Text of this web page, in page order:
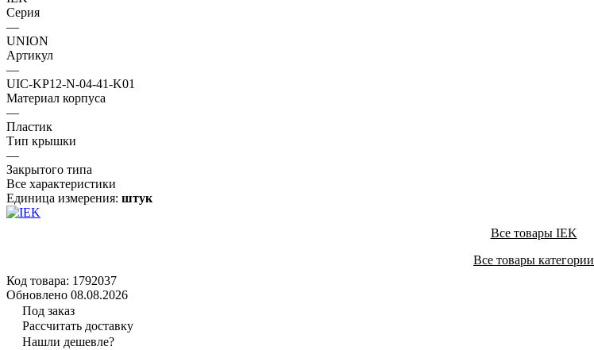
Серия
—
UNION
Артикул
—
UIC-KP12-N-04-41-K01
Материал корпуса
—
Пластик
Тип крышки
—
Закрытого типа
Все характеристики
Единица измерения: штук
Все товары IEK
Все товары категории
Код товара: 1792037
Обновлено 08.08.2026
Под заказ
Рассчитать доставку
Нашли дешевле?